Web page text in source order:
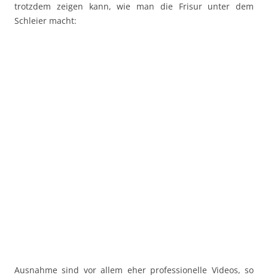
trotzdem zeigen kann, wie man die Frisur unter dem
Schleier macht:
Ausnahme sind vor allem eher professionelle Videos, so